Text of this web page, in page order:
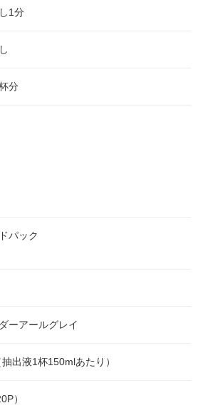
1分
分
パック
ーアールグレイ
出液1杯150mlあたり）
）